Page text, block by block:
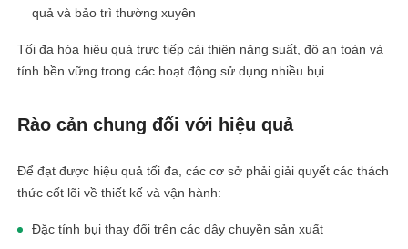
quả và bảo trì thường xuyên
Tối đa hóa hiệu quả trực tiếp cải thiện năng suất, độ an toàn và
tính bền vững trong các hoạt động sử dụng nhiều bụi.
Rào cản chung đối với hiệu quả
Để đạt được hiệu quả tối đa, các cơ sở phải giải quyết các thách
thức cốt lõi về thiết kế và vận hành:
Đặc tính bụi thay đổi trên các dây chuyền sản xuất